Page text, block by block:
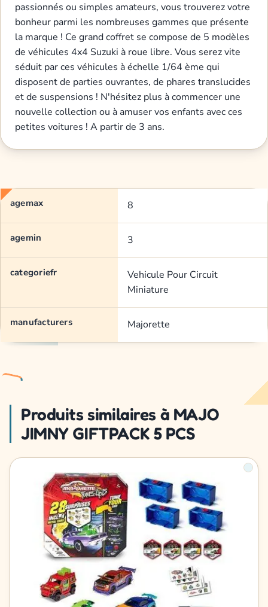
passionnés ou simples amateurs, vous trouverez votre
bonheur parmi les nombreuses gammes que présente
la marque ! Ce grand coffret se compose de 5 modèles
de véhicules 4x4 Suzuki à roue libre. Vous serez vite
séduit par ces véhicules à échelle 1/64 ème qui
disposent de parties ouvrantes, de phares translucides
et de suspensions ! N'hésitez plus à commencer une
nouvelle collection ou à amuser vos enfants avec ces
petites voitures ! A partir de 3 ans.
agemax 8
agemin 3
categoriefr
Vehicule Pour Circuit
Miniature
manufacturers Majorette
Produits similaires à MAJO
JIMNY GIFTPACK 5 PCS